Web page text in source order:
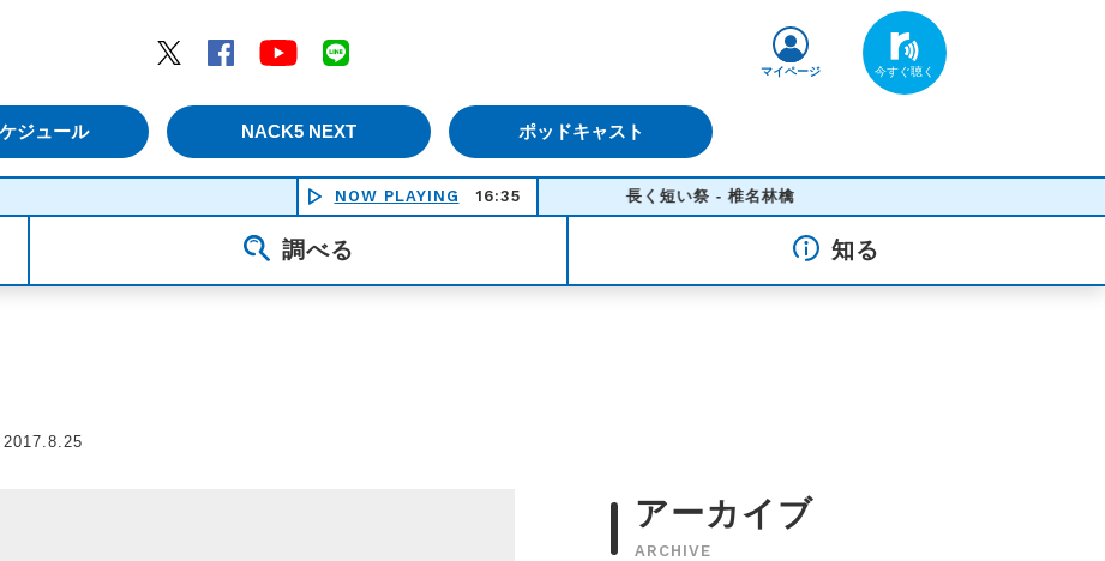
Twitter
Facebook YouTube
ジュール NACK5 NEXT ポッドキャスト
マイページ
NOW PLAYING 16:35 長く短い祭 - 椎名林檎
調べる 知る
アーカイブ
ARCHIVE